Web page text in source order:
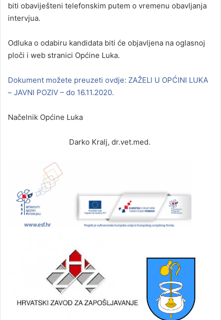
biti obaviješteni telefonskim putem o vremenu obavljanja
intervjua.
Odluka o odabiru kandidata biti će objavljena na oglasnoj
ploči i web stranici Općine Luka.
Dokument možete preuzeti ovdje: ZAŽELI U OPĆINI LUKA
– JAVNI POZIV – do 16.11.2020.
Načelnik Općine Luka
Darko Kralj, dr.vet.med.